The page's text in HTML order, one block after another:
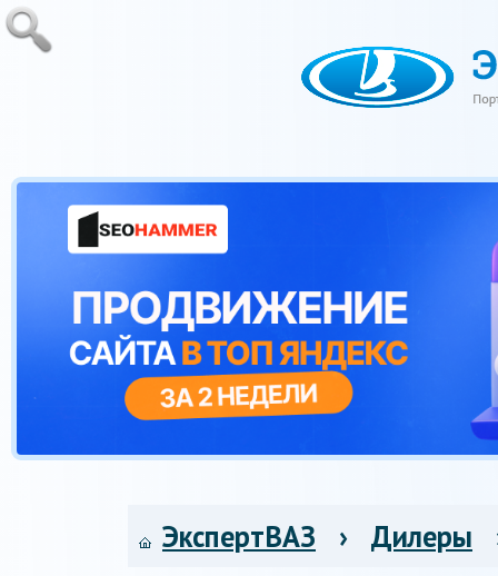
ЭкспертВАЗ › Дилеры